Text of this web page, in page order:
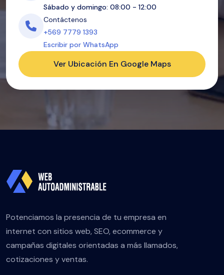
Sábado y domingo: 08:00 - 12:00
Contáctenos
+569 7779 1393
Escribir por WhatsApp
Ver Ubicación En Google Maps
Potenciamos la presencia de tu empresa en
internet con sitios web, SEO, ecommerce y
campañas digitales orientadas a más llamados,
cotizaciones y ventas.